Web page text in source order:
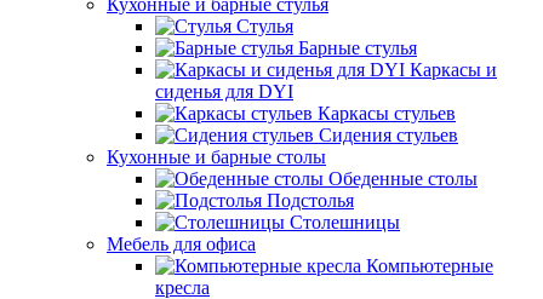
Кухонные и барные стулья
Стулья
Барные стулья
Каркасы и
сиденья для DYI
Каркасы стульев
Сидения стульев
Кухонные и барные столы
Обеденные столы
Подстолья
Столешницы
Мебель для офиса
Компьютерные
кресла